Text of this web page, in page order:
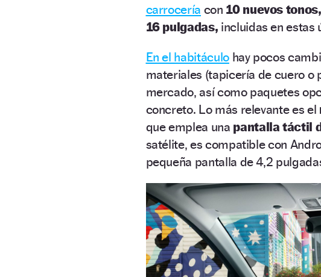
carrocería con 10 nuevos tonos,
16 pulgadas, incluidas en estas
En el habitáculohay pocos
materiales (tapicería de cuero o
mercado, así como paquetes
concreto. Lo más relevante es el
que emplea una pantalla táctil
satélite, es compatible con
pequeña pantalla de 4,2